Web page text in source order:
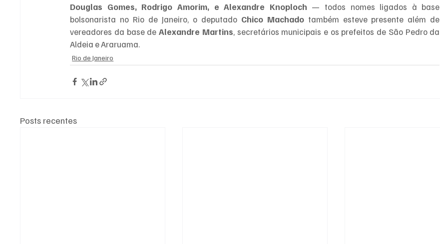
Douglas Gomes, Rodrigo Amorim, e Alexandre Knoploch — todos nomes ligados à base
bolsonarista no Rio de Janeiro, o deputado Chico Machado também esteve presente além de
vereadores da base de Alexandre Martins, secretários municipais e os prefeitos de São Pedro da
Aldeia e Araruama.
Rio de Janeiro
Posts recentes